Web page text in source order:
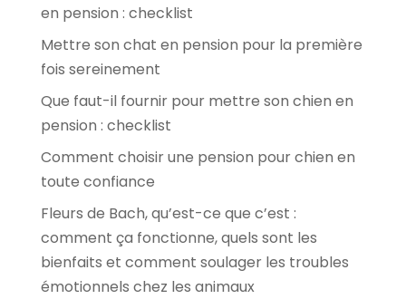
en pension : checklist
Mettre son chat en pension pour la première
fois sereinement
Que faut-il fournir pour mettre son chien en
pension : checklist
Comment choisir une pension pour chien en
toute confiance
Fleurs de Bach, qu’est-ce que c’est :
comment ça fonctionne, quels sont les
bienfaits et comment soulager les troubles
émotionnels chez les animaux